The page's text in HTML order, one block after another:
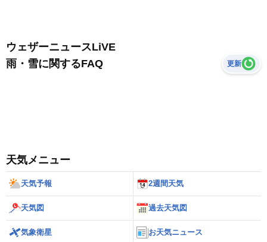
ウェザーニュースLiVE
雨・雪に関するFAQ
更新
天気メニュー
天気予報 2週間天気
天気図 過去天気図
気象衛星 お天気ニュース